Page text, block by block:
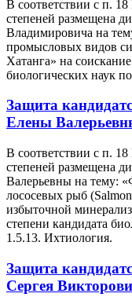
В соответствии с п.
степеней размещена
Владимировича на
промысловых видов
Хатанга» на
биологических наук
Защита
Елены
В соответствии с п.
степеней размещена
Валерьевны на тему:
лососевых рыб
избыточной
степени кандидата
1.5.13. Ихтиология.
Защита
Сергея